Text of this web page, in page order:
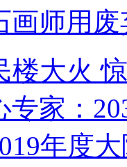
画师用
楼大火
专家：
年度